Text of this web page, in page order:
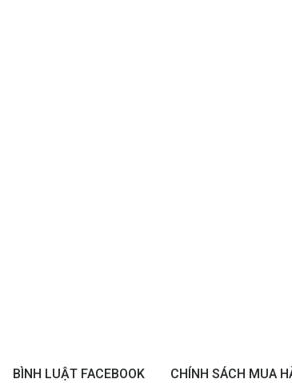
BÌNH LUẬT FACEBOOK CHÍNH SÁCH MUA